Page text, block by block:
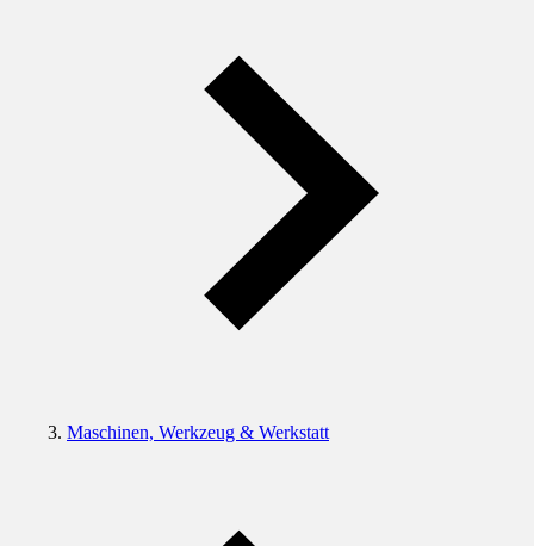
Maschinen, Werkzeug & Werkstatt